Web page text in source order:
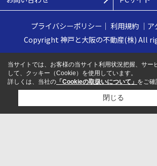
プライバシーポリシー ｜ 利用規約｜ ア
Copyright 神戸と大阪の不動産(株) All
当サイトでは、お客様の当サイト利用状況把握、サー
して、クッキー（Cookie）を使用しています。
詳しくは、当社の 「Cookieの取扱いについて」 をご確
閉じる